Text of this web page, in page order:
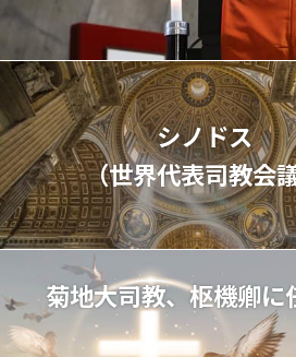
シノドス
（世界代表司教会
菊地大司教、枢機卿に